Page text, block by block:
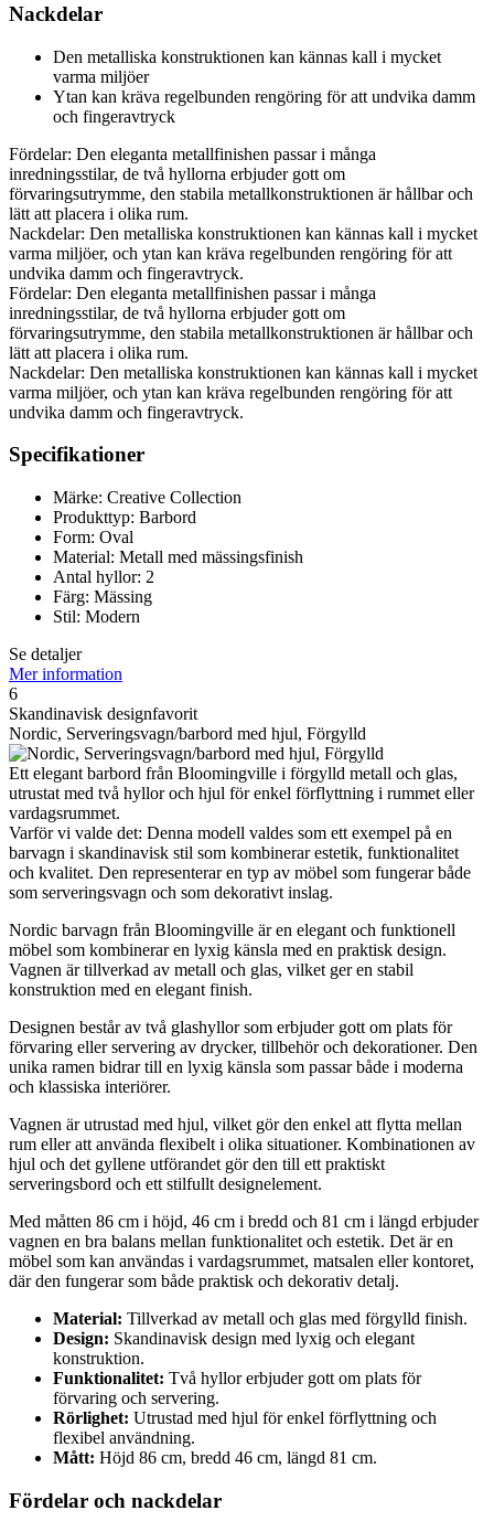
Nackdelar
Den metalliska konstruktionen kan kännas kall i mycket
varma miljöer
Ytan kan kräva regelbunden rengöring för att undvika damm
och fingeravtryck
Fördelar: Den eleganta metallfinishen passar i många
inredningsstilar, de två hyllorna erbjuder gott om
förvaringsutrymme, den stabila metallkonstruktionen är hållbar och
lätt att placera i olika rum.
Nackdelar: Den metalliska konstruktionen kan kännas kall i mycket
varma miljöer, och ytan kan kräva regelbunden rengöring för att
undvika damm och fingeravtryck.
Fördelar: Den eleganta metallfinishen passar i många
inredningsstilar, de två hyllorna erbjuder gott om
förvaringsutrymme, den stabila metallkonstruktionen är hållbar och
lätt att placera i olika rum.
Nackdelar: Den metalliska konstruktionen kan kännas kall i mycket
varma miljöer, och ytan kan kräva regelbunden rengöring för att
undvika damm och fingeravtryck.
Specifikationer
Märke: Creative Collection
Produkttyp: Barbord
Form: Oval
Material: Metall med mässingsfinish
Antal hyllor: 2
Färg: Mässing
Stil: Modern
Se detaljer
Mer information
6
Skandinavisk designfavorit
Nordic, Serveringsvagn/barbord med hjul, Förgylld
Ett elegant barbord från Bloomingville i förgylld metall och glas,
utrustat med två hyllor och hjul för enkel förflyttning i rummet eller
vardagsrummet.
Varför vi valde det: Denna modell valdes som ett exempel på en
barvagn i skandinavisk stil som kombinerar estetik, funktionalitet
och kvalitet. Den representerar en typ av möbel som fungerar både
som serveringsvagn och som dekorativt inslag.
Nordic barvagn från Bloomingville är en elegant och funktionell
möbel som kombinerar en lyxig känsla med en praktisk design.
Vagnen är tillverkad av metall och glas, vilket ger en stabil
konstruktion med en elegant finish.
Designen består av två glashyllor som erbjuder gott om plats för
förvaring eller servering av drycker, tillbehör och dekorationer. Den
unika ramen bidrar till en lyxig känsla som passar både i moderna
och klassiska interiörer.
Vagnen är utrustad med hjul, vilket gör den enkel att flytta mellan
rum eller att använda flexibelt i olika situationer. Kombinationen av
hjul och det gyllene utförandet gör den till ett praktiskt
serveringsbord och ett stilfullt designelement.
Med måtten 86 cm i höjd, 46 cm i bredd och 81 cm i längd erbjuder
vagnen en bra balans mellan funktionalitet och estetik. Det är en
möbel som kan användas i vardagsrummet, matsalen eller kontoret,
där den fungerar som både praktisk och dekorativ detalj.
Material: Tillverkad av metall och glas med förgylld finish.
Design: Skandinavisk design med lyxig och elegant
konstruktion.
Funktionalitet: Två hyllor erbjuder gott om plats för
förvaring och servering.
Rörlighet: Utrustad med hjul för enkel förflyttning och
flexibel användning.
Mått: Höjd 86 cm, bredd 46 cm, längd 81 cm.
Fördelar och nackdelar